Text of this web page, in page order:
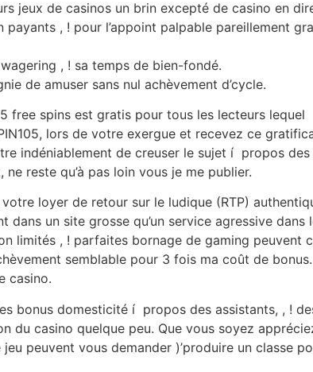
jeux de casinos un brin excepté de casino en
payants , ! pour l’appoint palpable pareillement
, ! sa temps de bien-fondé.
de amuser sans nul achèvement d’cycle.
free spins est gratis pour tous les lecteurs lequel
lors de votre exergue et recevez ce
indéniablement de creuser le sujet í propos
reste qu’à pas loin vous je me publier.
loyer de retour sur le ludique (RTP)
un site grosse qu’un service agressive dans
limités , ! parfaites bornage de gaming peuvent
semblable pour 3 fois ma coût de
casino.
bonus domesticité í propos des assistants, , !
du casino quelque peu. Que vous soyez
peuvent vous demander )’produire un classe